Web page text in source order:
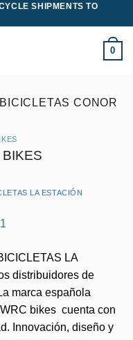
SHIPMENTS TO
0
BICICLETAS CONOR
LA ESTACIÓN
LA
distribuidores de
marca española
bikes cuenta con
Innovación, diseño y